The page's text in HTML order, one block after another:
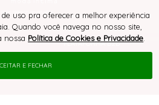
PLATAFORMA B2B
DIREITOS RESERVADOS
uso pra oferecer a melhor experiência
Quando você navega no nosso site,
nossa Política de Cookies e Privacidade
E FECHAR